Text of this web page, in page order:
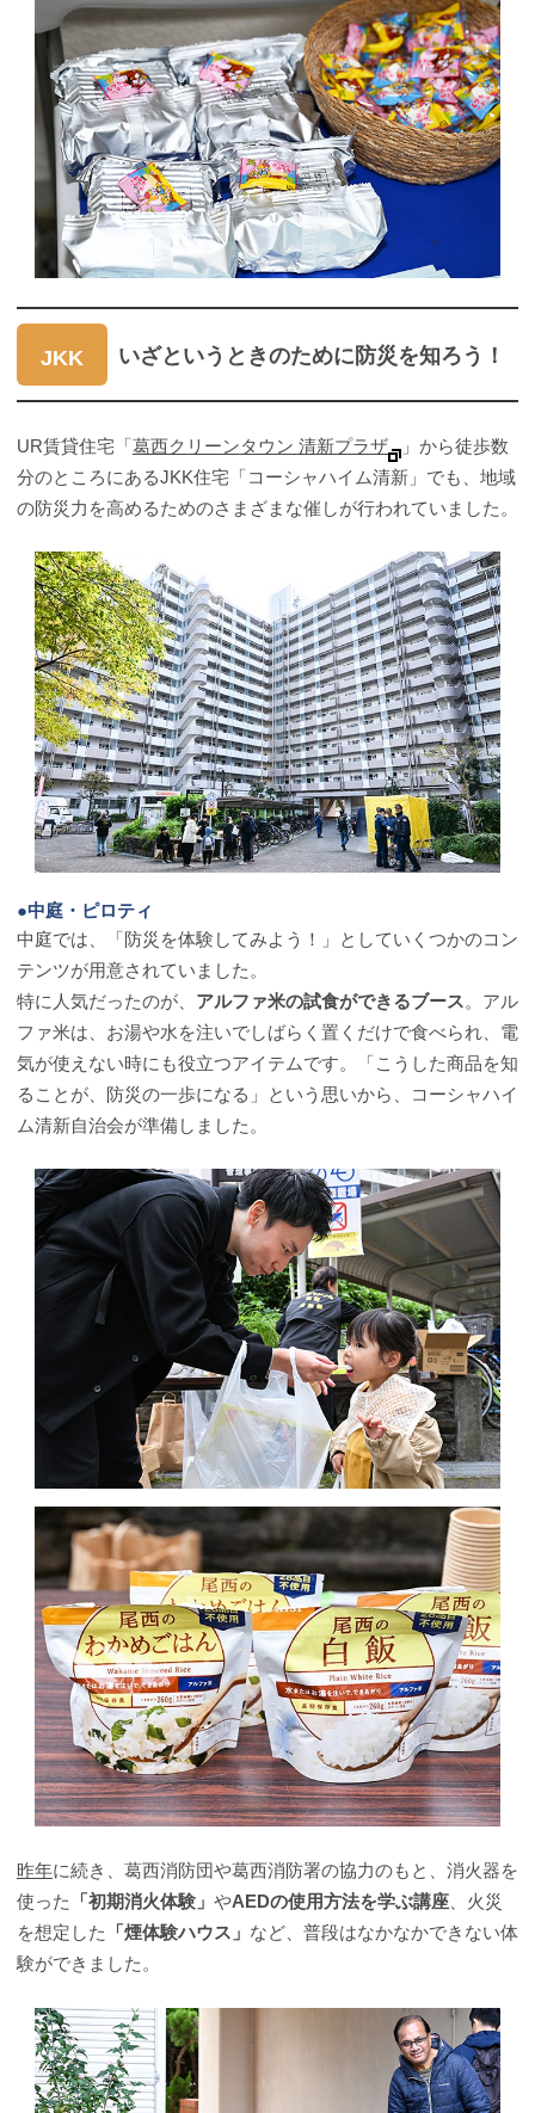
JKK いざというときのために防災を知ろう！
UR賃貸住宅「葛西クリーンタウン 清新プラザ
」から徒歩数
分のところにあるJKK住宅「コーシャハイム清新」でも、地域
の防災力を高めるためのさまざまな催しが行われていました。
●中庭・ピロティ
中庭では、「防災を体験してみよう！」としていくつかのコン
テンツが用意されていました。
特に人気だったのが、 アルファ米の試食ができるブース。アル
ファ米は、お湯や水を注いでしばらく置くだけで食べられ、電
気が使えない時にも役立つアイテムです。「こうした商品を知
ることが、防災の一歩になる」という思いから、コーシャハイ
ム清新自治会が準備しました。
昨年に続き、葛西消防団や葛西消防署の協力のもと、消火器を
使った
「初期消火体験」 やAEDの使用方法を学ぶ講座 、火災
を想定した
「煙体験ハウス」 など、普段はなかなかできない体
験ができました。